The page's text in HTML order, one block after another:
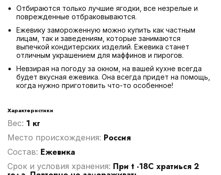
Отбираются только лучшие ягодки, все незрелые и
поврежденные отбраковываются.
Ежевику замороженную можно купить как частным
лицам, так и заведениям, которые занимаются
выпечкой кондитерских изделий. Ежевика станет
отличным украшением для маффинов и пирогов.
Невзирая на погоду за окном, на вашей кухне всегда
будет вкусная ежевика. Она всегда придет на помощь,
когда нужно приготовить что-то особенное!
Характеристики
Вес: 1 кг
Место происхождения: Россия
Cостав: Ежевика
Срок и условия хранения: При t -18С хратиься 2